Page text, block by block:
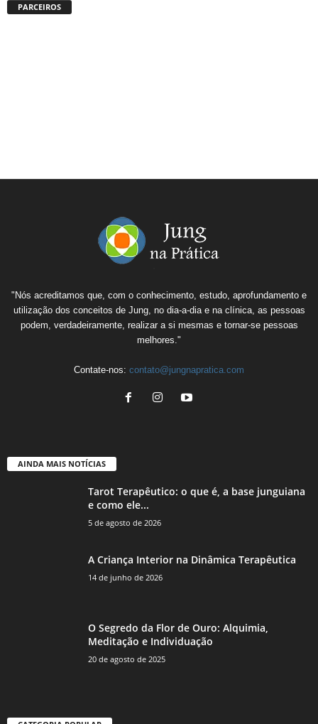
PARCEIROS
"Nós acreditamos que, com o conhecimento, estudo, aprofundamento e
utilização dos conceitos de Jung, no dia-a-dia e na clínica, as pessoas
podem, verdadeiramente, realizar a si mesmas e tornar-se pessoas
melhores."
Contate-nos: contato@jungnapratica.com
AINDA MAIS NOTÍCIAS
Tarot Terapêutico: o que é, a base junguiana
e como ele...
5 de agosto de 2026
A Criança Interior na Dinâmica Terapêutica
14 de junho de 2026
O Segredo da Flor de Ouro: Alquimia,
Meditação e Individuação
20 de agosto de 2025